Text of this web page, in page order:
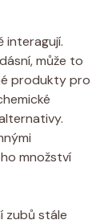
interagují.
může to
produkty pro
množství
zubů stále